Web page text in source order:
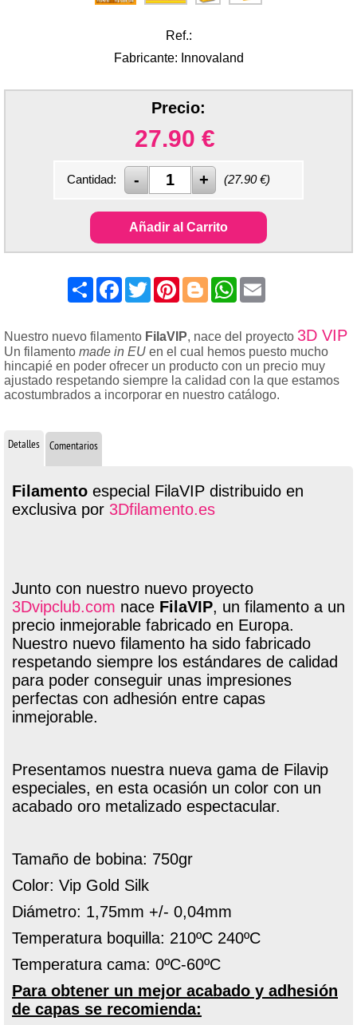
Ref.:
Fabricante: Innovaland
Precio:
27.90 €
Cantidad: (27.90€)
Añadir al Carrito
ShareFacebook
TwitterPinterest
BloggerWhatsApp
Nuestro nuevo filamento FilaVIP, nace del proyecto 3D VIP
Un filamento made in EU en el cual hemos puesto mucho
hincapié en poder ofrecer un producto con un precio muy
ajustado respetando siempre la calidad con la que estamos
acostumbrados a incorporar en nuestro catálogo.
Detalles Comentarios
Filamento especial FilaVIP distribuido en
exclusiva por 3Dfilamento.es
Junto con nuestro nuevo proyecto
3Dvipclub.com nace FilaVIP, un filamento a un
precio inmejorable fabricado en Europa.
Nuestro nuevo filamento ha sido fabricado
respetando siempre los estándares de calidad
para poder conseguir unas impresiones
perfectas con adhesión entre capas
inmejorable.
Presentamos nuestra nueva gama de Filavip
especiales, en esta ocasión un color con un
acabado oro metalizado espectacular.
Tamaño de bobina: 750gr
Color: Vip Gold Silk
Diámetro: 1,75mm +/- 0,04mm
Temperatura boquilla: 210ºC 240ºC
Temperatura cama: 0ºC-60ºC
Para obtener un mejor acabado y adhesión
de capas se recomienda: